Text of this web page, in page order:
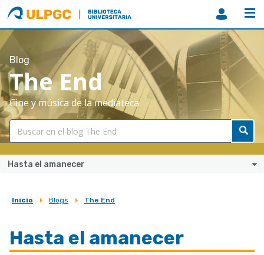
ULPGC
Biblioteca
ULPGC
Blog
The End
Cine y música de la mediateca
Hasta el amanecer
Sobrescribir
de
Inicio Blogs The End
Hasta el amanecer